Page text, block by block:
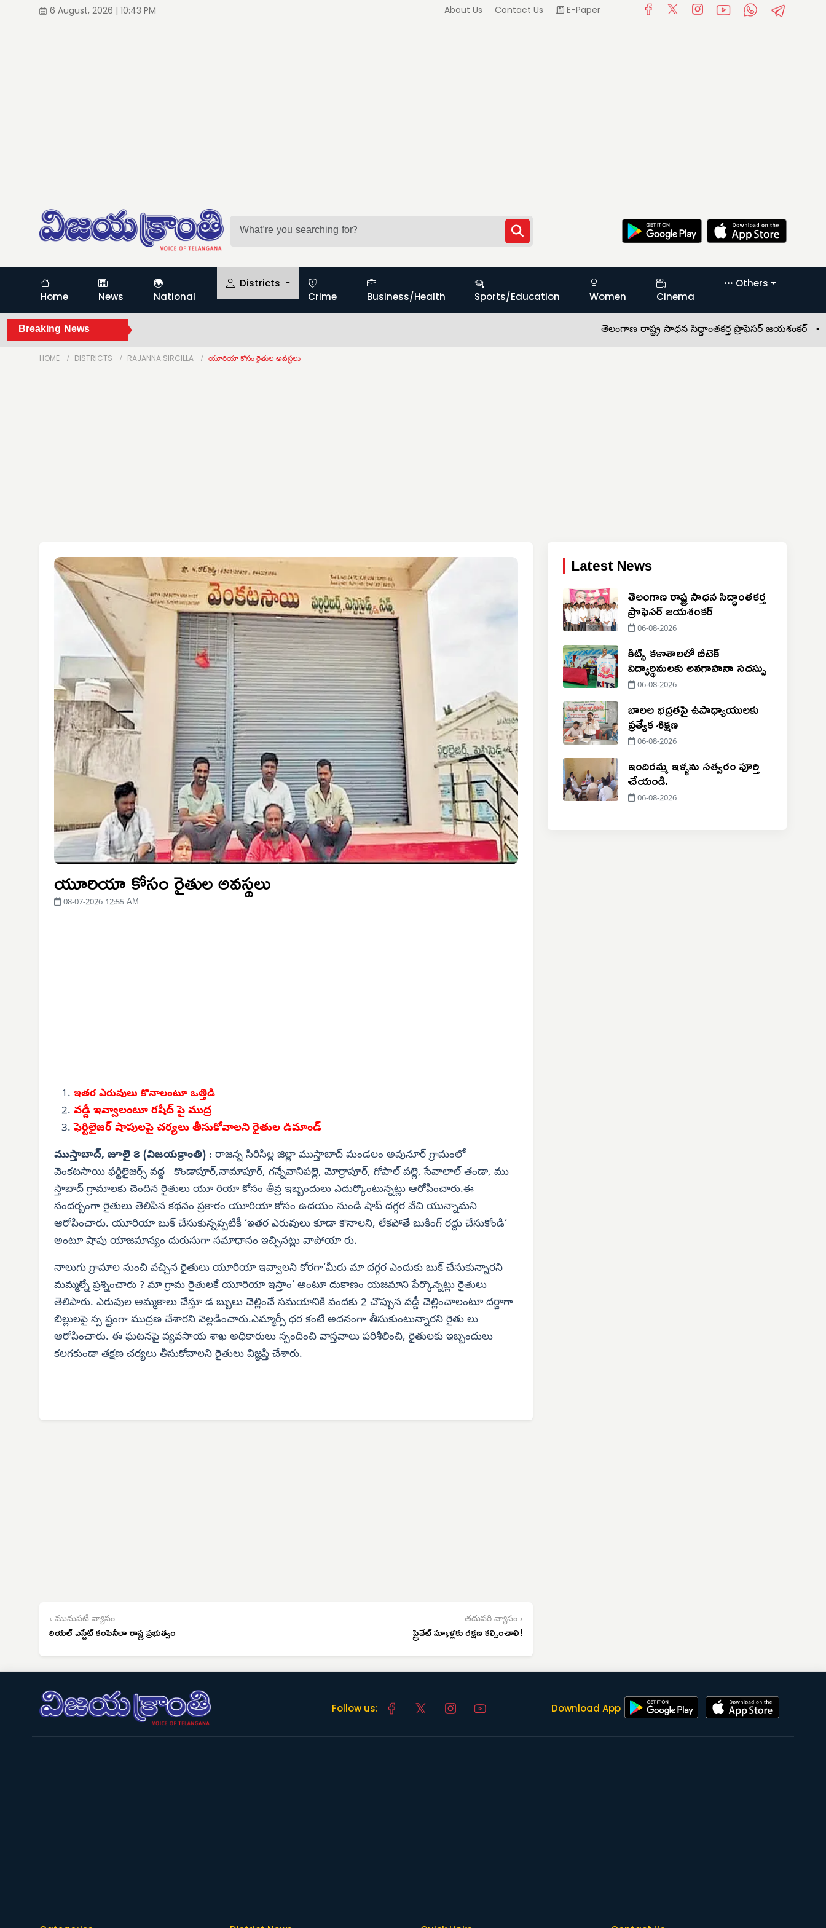
6 August, 2026 | 10:43 PM About Us Contact Us E-Paper
Home News National
Districts
Crime
Business/Health Sports/Education Women Cinema
Others
Breaking News తెలంగాణ రాష్ట్ర సాధన సిద్ధాంతకర్త ప్రొఫెసర్ జయశంకర్ •కిట్స్
HOME DISTRICTS RAJANNA SIRCILLA యూరియా కోసం రైతుల అవస్థలు
యూరియా కోసం రైతుల అవస్థలు
08-07-2026 12:55 AM
ఇతర ఎరువులు కొనాలంటూ ఒత్తిడి
వడ్డీ ఇవ్వాలంటూ రషీద్ పై ముద్ర
ఫెర్టిలైజర్ షాపులపై చర్యలు తీసుకోవాలని రైతుల డిమాండ్
ముస్తాబాద్, జూలై ౭ (విజయక్రాంతి) : రాజన్న సిరిసిల్ల జిల్లా ముస్తాబాద్ మండలం అవునూర్ గ్రామంలో
వెంకటసాయి ఫర్టిలైజర్స్ వద్ద కొండాపూర్,నామాపూర్, గన్నేవానిపల్లె, మోర్రాపూర్, గోపాల్ పల్లె, సేవాలాల్ తండా, ము
స్తాబాద్ గ్రామాలకు చెందిన రైతులు యూ రియా కోసం తీవ్ర ఇబ్బందులు ఎదుర్కొంటున్నట్లు ఆరోపించారు.ఈ
సందర్బంగా రైతులు తెలిపిన కథనం ప్రకారం యూరియా కోసం ఉదయం నుండి షాప్ దగ్గర వేచి యున్నామని
ఆరోపించారు. యూరియా బుక్ చేసుకున్నప్పటికీ ‘ఇతర ఎరువులు కూడా కొనాలని, లేకపోతే బుకింగ్ రద్దు చేసుకోండి‘
అంటూ షాపు యాజమాన్యం దురుసుగా సమాధానం ఇచ్చినట్లు వాపోయా రు.
నాలుగు గ్రామాల నుంచి వచ్చిన రైతులు యూరియా ఇవ్వాలని కోరగా‘మీరు మా దగ్గర ఎందుకు బుక్ చేసుకున్నారని
మమ్మల్నే ప్రశ్నించారు ? మా గ్రామ రైతులకే యూరియా ఇస్తాం‘ అంటూ దుకాణం యజమాని పేర్కొన్నట్లు రైతులు
తెలిపారు. ఎరువుల అమ్మకాలు చేస్తూ డ బ్బులు చెల్లించే సమయానికి వందకు 2 చొప్పున వడ్డీ చెల్లించాలంటూ దర్జాగా
బిల్లులపై స్ప ష్టంగా ముద్రణ చేశారని వెల్లడించారు.ఎమ్మార్పీ ధర కంటే అదనంగా తీసుకుంటున్నారని రైతు లు
ఆరోపించారు. ఈ ఘటనపై వ్యవసాయ శాఖ అధికారులు స్పందించి వాస్తవాలు పరిశీలించి, రైతులకు ఇబ్బందులు
కలగకుండా తక్షణ చర్యలు తీసుకోవాలని రైతులు విజ్ఞప్తి చేశారు.
‹ మునుపటి వ్యాసం
రియల్ ఎస్టేట్ కంపెనీలా రాష్ట్ర ప్రభుత్వం
తదుపరి వ్యాసం ›
ప్రైవేట్ స్కూళ్లకు రక్షణ కల్పించాలి!
Latest News
తెలంగాణ రాష్ట్ర సాధన సిద్ధాంతకర్త
ప్రొఫెసర్ జయశంకర్
06-08-2026
కిట్స్ కళాశాలలో బీటెక్
విద్యార్థినులకు అవగాహనా సదస్సు
06-08-2026
బాలల భద్రతపై ఉపాధ్యాయులకు
ప్రత్యేక శిక్షణ
06-08-2026
ఇందిరమ్మ ఇళ్ళను సత్వరం పూర్తి
చేయండి.
06-08-2026
Follow us: Download App